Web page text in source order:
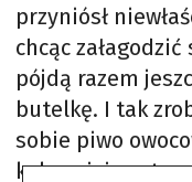
przyniósł
chcąc
pójdą razem
butelkę. I tak
sobie piwo
kolega jej